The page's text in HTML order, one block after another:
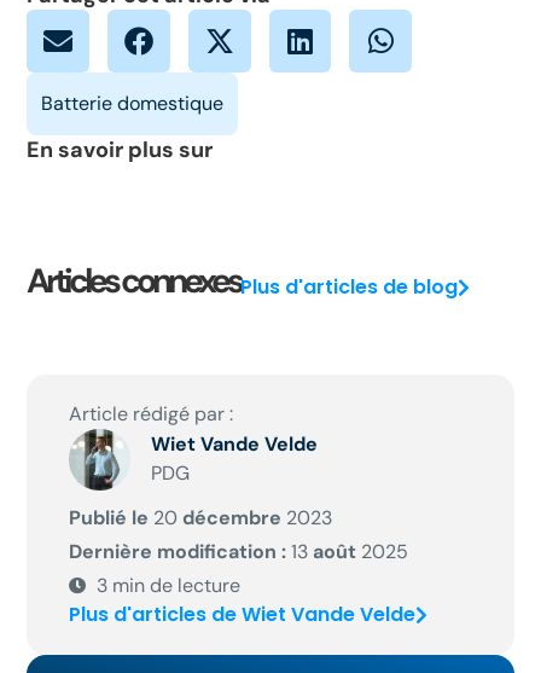
En savoir plus sur
Articles connexesPlus d'articles de blog
Article rédigé par :
Wiet Vande Velde
PDG
Publié le 20 décembre 2023
Dernière modification :13 août 2025
3 min de lecture
Plus d'articles de Wiet Vande Velde